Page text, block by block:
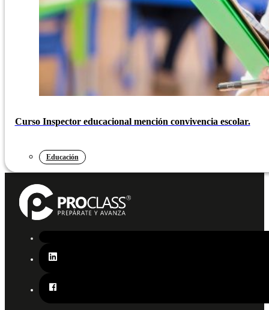
Curso Inspector educacional mención convivencia escolar.
Educación